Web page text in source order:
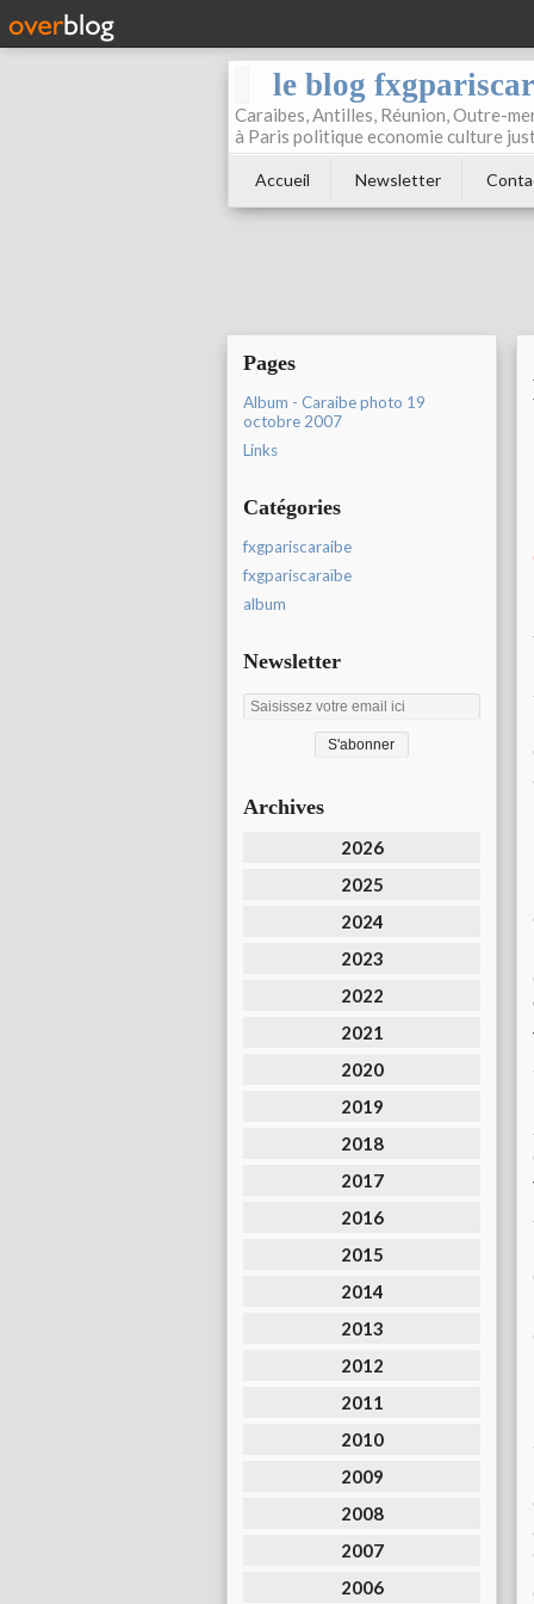
le blog
Caraibes, Antilles, Réunion, Outre-
à Paris politique economie culture
Accueil Newsletter
Pages
Album - Caraibe photo 19
octobre 2007
Links
Catégories
fxgpariscaraibe
fxgpariscaraïbe
album
Newsletter
Archives
2026
2025
2024
2023
2022
2021
2020
2019
2018
2017
2016
2015
2014
2013
2012
2011
2010
2009
2008
2007
2006